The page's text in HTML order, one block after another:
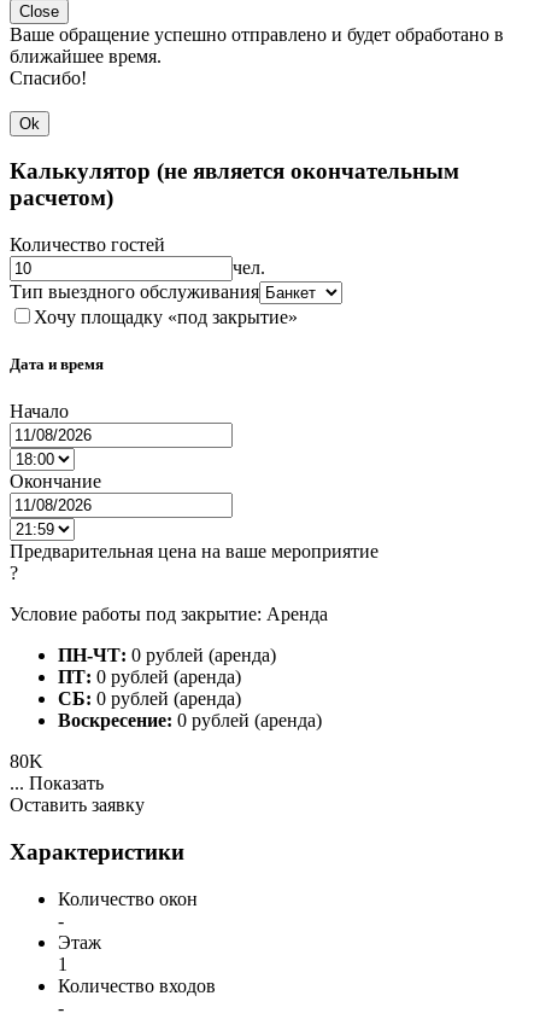
Close
Ваше обращение успешно отправлено и будет обработано в
ближайшее время.
Спасибо!
Ok
Калькулятор (не является окончательным
расчетом)
Количество гостей
чел.
Тип выездного обслуживания
Хочу площадку «под закрытие»
Дата и время
Начало
Окончание
Предварительная цена на ваше мероприятие
?
Условие работы под закрытие: Аренда
ПН-ЧТ: 0 рублей (аренда)
ПТ: 0 рублей (аренда)
СБ: 0 рублей (аренда)
Воскресение: 0 рублей (аренда)
80K
... Показать
Оставить заявку
Характеристики
Количество окон
-
Этаж
1
Количество входов
-